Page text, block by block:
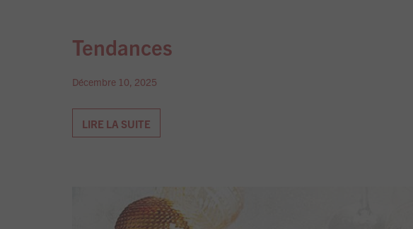
Tendances
Décembre 10, 2025
LIRE LA SUITE